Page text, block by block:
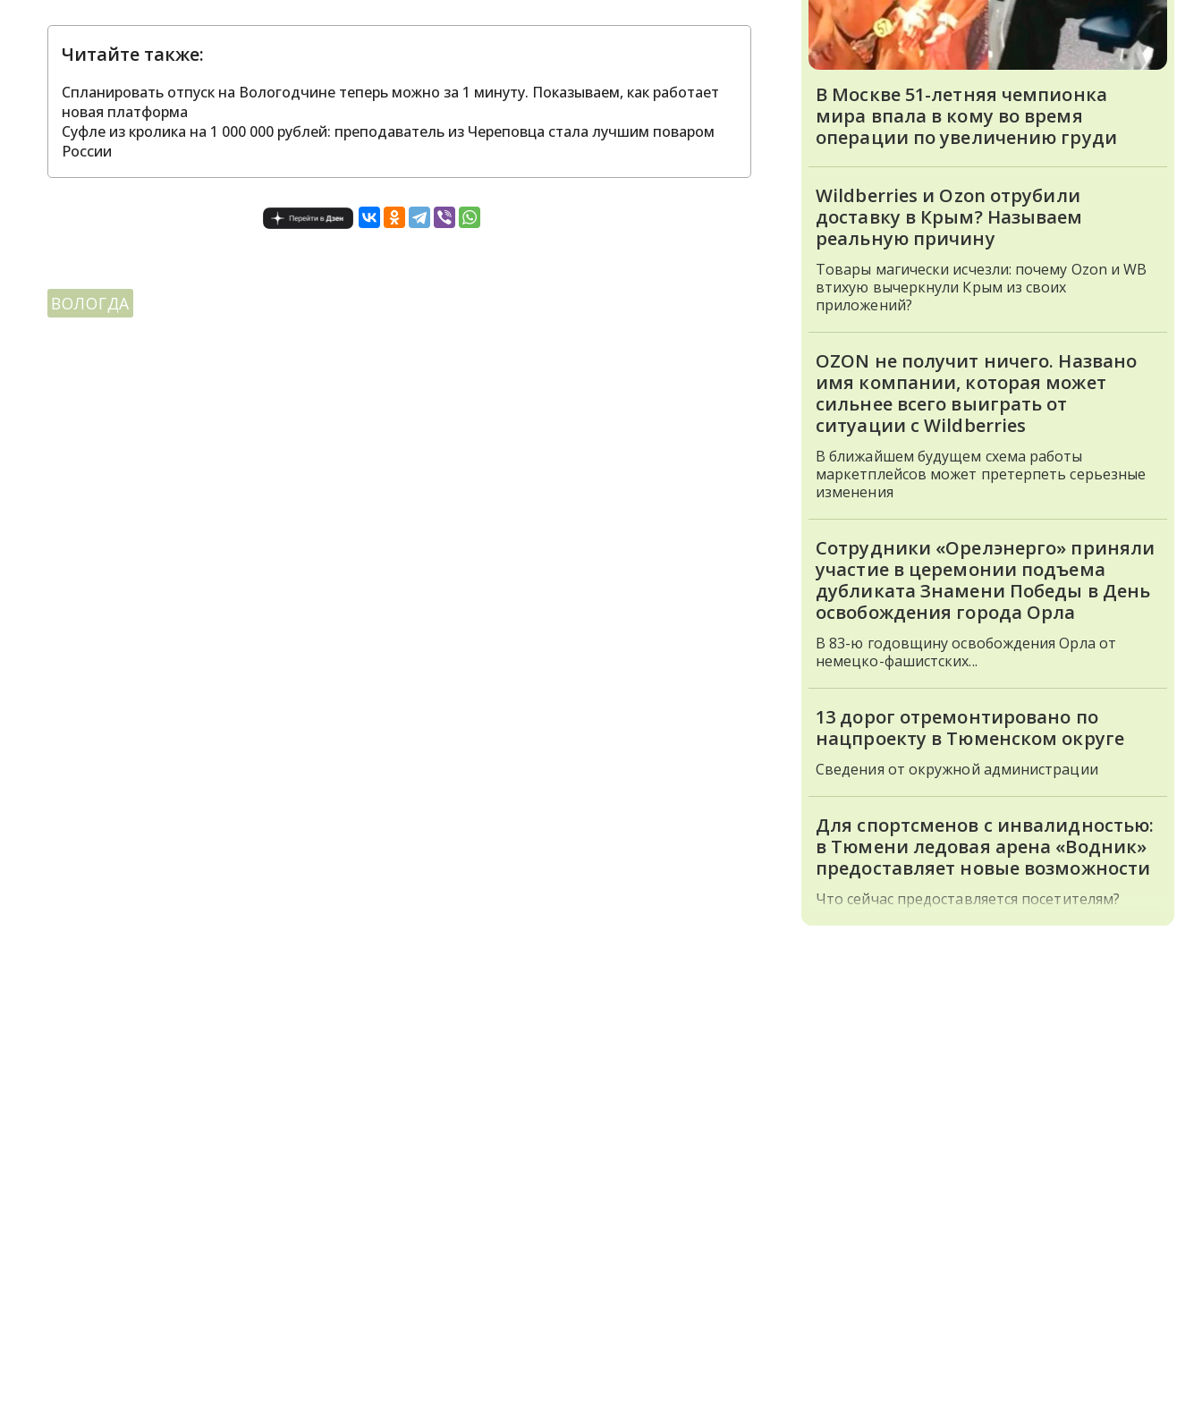
Читайте также:
Спланировать отпуск на Вологодчине теперь можно за 1 минуту. Показываем, как работает
новая платформа
Суфле из кролика на 1 000 000 рублей: преподаватель из Череповца стала лучшим поваром
России
ВОЛОГДА
В Москве 51-летняя чемпионка
мира впала в кому во время
операции по увеличению груди
Wildberries и Ozon отрубили
доставку в Крым? Называем
реальную причину
Товары магически исчезли: почему Ozon и WB
втихую вычеркнули Крым из своих
приложений?
OZON не получит ничего. Названо
имя компании, которая может
сильнее всего выиграть от
ситуации с Wildberries
В ближайшем будущем схема работы
маркетплейсов может претерпеть серьезные
изменения
Сотрудники «Орелэнерго» приняли
участие в церемонии подъема
дубликата Знамени Победы в День
освобождения города Орла
В 83-ю годовщину освобождения Орла от
немецко-фашистских...
13 дорог отремонтировано по
нацпроекту в Тюменском округе
Сведения от окружной администрации
Для спортсменов с инвалидностью:
в Тюмени ледовая арена «Водник»
предоставляет новые возможности
Что сейчас предоставляется посетителям?